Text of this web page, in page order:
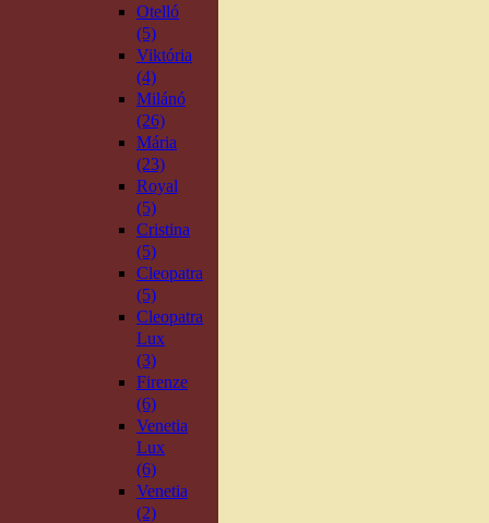
Otelló
(5)
Viktória
(4)
Milánó
(26)
Mária
(23)
Royal
(5)
Cristina
(5)
Cleopatra
(5)
Cleopatra
Lux
(3)
Firenze
(6)
Venetia
Lux
(6)
Venetia
(2)